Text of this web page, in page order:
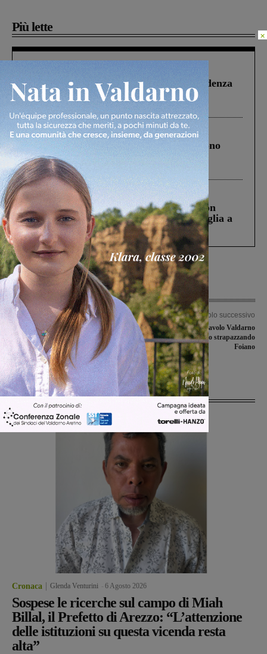
Più lette
Piscina di Figline finanziata oltre la scadenza
Pnrr, il gruppo di Fratelli d’Italia: “Un
ringraziamento al Governo”
Cronaca 4 Agosto 2026
Un anno fa la strage in A1 in cui morirono
Gianni, Giulia e Franco. Lo schianto, il
processo, lo stop ai sorpassi fra tir....
Cronaca 3 Agosto 2026
Scomparso da una struttura di Castiglion
Fiorentino l’uomo che aveva ucciso la figlia a
Levane nel 2020
Articolo precedente
Cavriglia: Amanda Sandrelli,
Giovanni Scifoni, Gaia De Laurentiis,
Katia Beni tra i protagonisti della
stagione 2023/24 al Teatro Comunale
Articolo successivo
La MGiTaly Pallavolo Valdarno
debutta in campionato strapazzando
Foiano
Ultime Notizie
Cronaca Glenda Venturini 6 Agosto 2026
Sospese le ricerche sul campo di Miah
Billal, il Prefetto di Arezzo: “L’attenzione
delle istituzioni su questa vicenda resta
alta”
×